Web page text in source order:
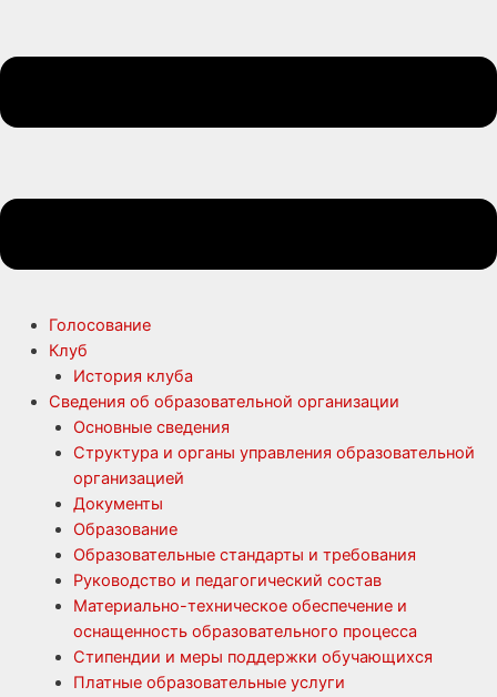
Голосование
Клуб
История клуба
Сведения об образовательной организации
Основные сведения
Структура и органы управления образовательной
организацией
Документы
Образование
Образовательные стандарты и требования
Руководство и педагогический состав
Материально-техническое обеспечение и
оснащенность образовательного процесса
Стипендии и меры поддержки обучающихся
Платные образовательные услуги